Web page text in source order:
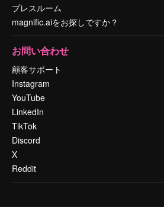
プレスルーム
magnific.aiをお探しですか？
お問い合わせ
顧客サポート
Instagram
YouTube
LinkedIn
TikTok
Discord
X
Reddit